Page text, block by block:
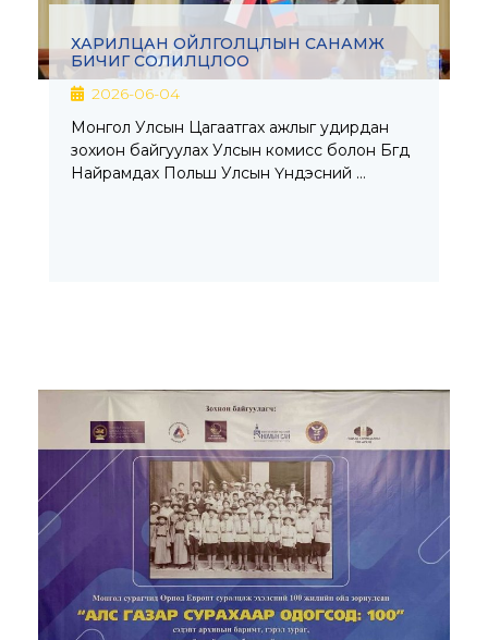
ХАРИЛЦАН ОЙЛГОЛЦЛЫН САНАМЖ
БИЧИГ СОЛИЛЦЛОО
2026-06-04
Монгол Улсын Цагаатгах ажлыг удирдан
зохион байгуулах Улсын комисс болон Бүгд
Найрамдах Польш Улсын Үндэсний …